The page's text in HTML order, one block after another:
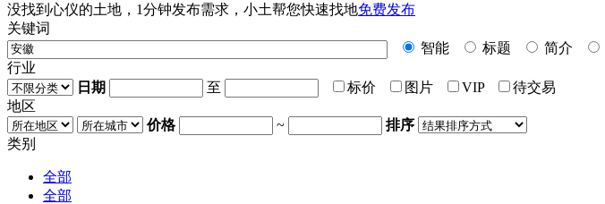
没找到心仪的土地，1分钟发布需求，小土帮您快速找地免费发布
关键词
智能
标题 简介
行业
日期
至 标价 图片 VIP
待交易
地区
价格
~
排序
类别
全部
全部